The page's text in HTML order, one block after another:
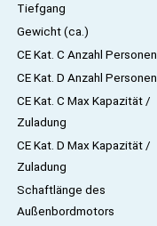
Tiefgang
Gewicht (ca.)
CE Kat. C Anzahl Personen
CE Kat. D Anzahl Personen
CE Kat. C Max Kapazität /
Zuladung
CE Kat. D Max Kapazität /
Zuladung
Schaftlänge des
Außenbordmotors